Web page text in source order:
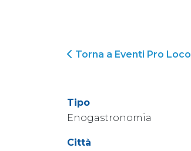
Torna a Eventi Pro Loco
Tipo
Enogastronomia
Città